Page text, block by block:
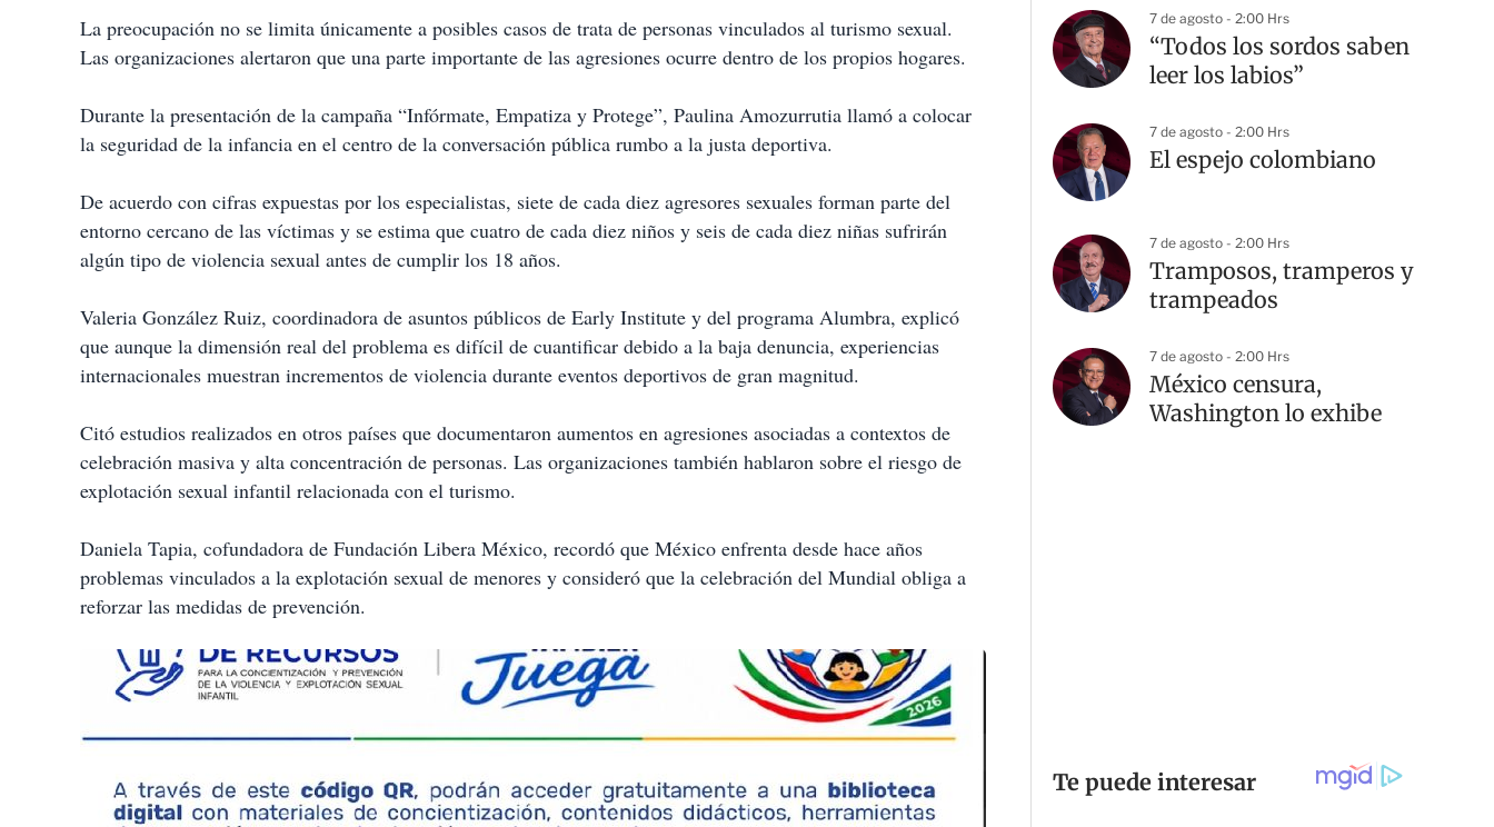
La preocupación no se limita únicamente a posibles casos de trata de personas vinculados al turismo sexual.
Las organizaciones alertaron que una parte importante de las agresiones ocurre dentro de los propios hogares.
Durante la presentación de la campaña “Infórmate, Empatiza y Protege”, Paulina Amozurrutia llamó a colocar
la seguridad de la infancia en el centro de la conversación pública rumbo a la justa deportiva.
De acuerdo con cifras expuestas por los especialistas, siete de cada diez agresores sexuales forman parte del
entorno cercano de las víctimas y se estima que cuatro de cada diez niños y seis de cada diez niñas sufrirán
algún tipo de violencia sexual antes de cumplir los 18 años.
Valeria González Ruiz, coordinadora de asuntos públicos de Early Institute y del programa Alumbra, explicó
que aunque la dimensión real del problema es difícil de cuantificar debido a la baja denuncia, experiencias
internacionales muestran incrementos de violencia durante eventos deportivos de gran magnitud.
Citó estudios realizados en otros países que documentaron aumentos en agresiones asociadas a contextos de
celebración masiva y alta concentración de personas. Las organizaciones también hablaron sobre el riesgo de
explotación sexual infantil relacionada con el turismo.
Daniela Tapia, cofundadora de Fundación Libera México, recordó que México enfrenta desde hace años
problemas vinculados a la explotación sexual de menores y consideró que la celebración del Mundial obliga a
reforzar las medidas de prevención.
7 de agosto - 2:00 Hrs
“Todos los sordos saben
leer los labios”
7 de agosto - 2:00 Hrs
El espejo colombiano
7 de agosto - 2:00 Hrs
Tramposos, tramperos y
trampeados
7 de agosto - 2:00 Hrs
México censura,
Washington lo exhibe